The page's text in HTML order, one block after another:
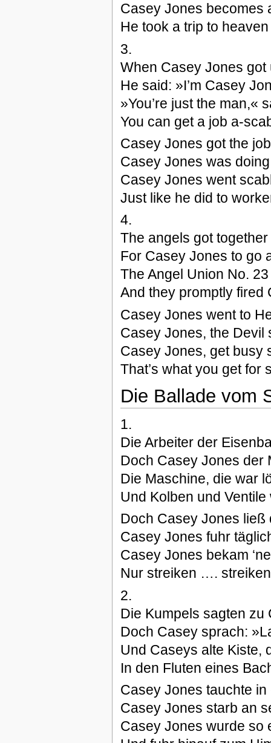
Casey Jones becomes
He took a trip to
3.
When Casey Jones got
He said: »I’m Casey
»You’re just the man,«
You can get a job a-
Casey Jones got the
Casey Jones was
Casey Jones went
Just like he did to
4.
The angels got
For Casey Jones to go
The Angel Union No.
And they promptly fired
Casey Jones went to
Casey Jones, the Devil
Casey Jones, get busy
That’s what you get for
Die Ballade vom
1.
Die Arbeiter der
Doch Casey Jones der
Die Maschine, die war
Und Kolben und
Doch Casey Jones ließ
Casey Jones fuhr
Casey Jones bekam
Nur streiken ….
2.
Die Kumpels sagten zu
Doch Casey sprach:
Und Caseys alte Kiste,
In den Fluten eines
Casey Jones tauchte in
Casey Jones starb an
Casey Jones wurde so